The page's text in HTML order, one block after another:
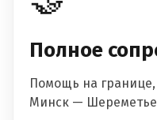
Полное
Помощь на
Минск —